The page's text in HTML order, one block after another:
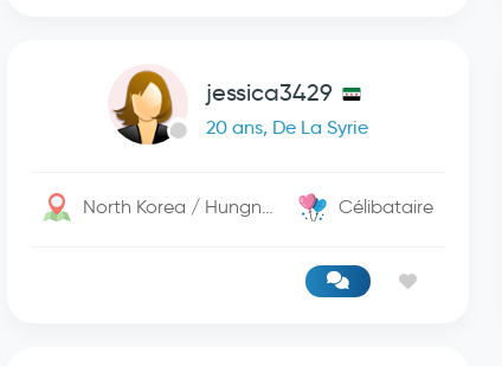
jessica3429
20 ans, De La Syrie
North Korea / Hungnam Célibataire